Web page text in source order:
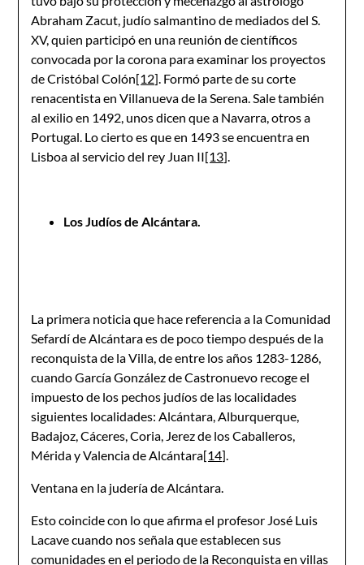
Abraham Zacut, judío salmantino de mediados del S.
XV, quien participó en una reunión de científicos
convocada por la corona para examinar los proyectos
de Cristóbal Colón[12]. Formó parte de su corte
renacentista en Villanueva de la Serena. Sale también
al exilio en 1492, unos dicen que a Navarra, otros a
Portugal. Lo cierto es que en 1493 se encuentra en
Lisboa al servicio del rey Juan II[13].
Los Judíos de Alcántara.
La primera noticia que hace referencia a la Comunidad
Sefardí de Alcántara es de poco tiempo después de la
reconquista de la Villa, de entre los años 1283-1286,
cuando García González de Castronuevo recoge el
impuesto de los pechos judíos de las localidades
siguientes localidades: Alcántara, Alburquerque,
Badajoz, Cáceres, Coria, Jerez de los Caballeros,
Mérida y Valencia de Alcántara[14].
Ventana en la judería de Alcántara.
Esto coincide con lo que afirma el profesor José Luis
Lacave cuando nos señala que establecen sus
comunidades en el periodo de la Reconquista en villas